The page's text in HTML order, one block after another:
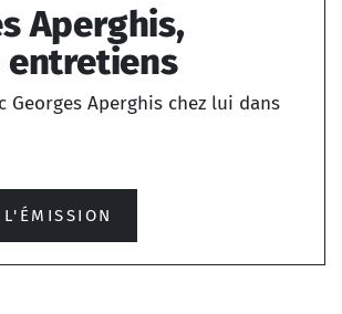
Aperghis,
entretiens
Georges Aperghis chez lui dans
L'ÉMISSION